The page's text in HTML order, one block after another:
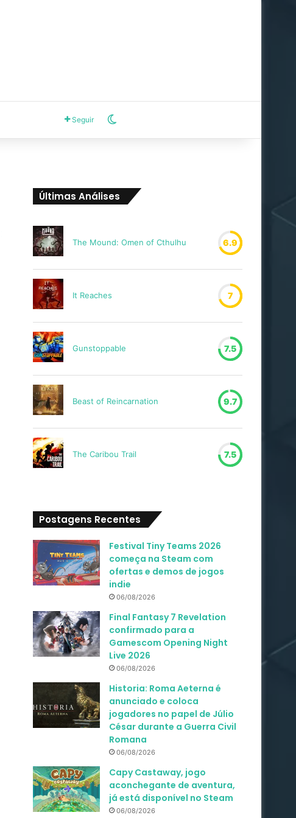
Seguir
Últimas Análises
The Mound: Omen of Cthulhu 6.9
It Reaches 7
Gunstoppable 7.5
Beast of Reincarnation 9.7
The Caribou Trail 7.5
Postagens Recentes
Festival Tiny Teams 2026
começa na Steam com
ofertas e demos de jogos
indie
06/08/2026
Final Fantasy 7 Revelation
confirmado para a
Gamescom Opening Night
Live 2026
06/08/2026
Historia: Roma Aeterna é
anunciado e coloca
jogadores no papel de Júlio
César durante a Guerra Civil
Romana
06/08/2026
Capy Castaway, jogo
aconchegante de aventura,
já está disponível no Steam
06/08/2026